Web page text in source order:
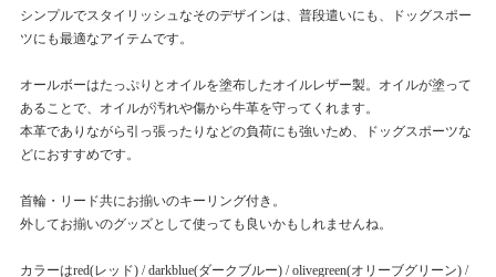
シンプルでスタイリッシュなそのデザインは、普段遣いにも、ドッグスポー
ツにも最適なアイテムです。
オールボーはたっぷりとオイルを塗布したオイルレザー製。オイルが塗って
あることで、オイルが汚れや傷から牛革を守ってくれます。
本革でありながら引っ張ったりなどの負荷にも強いため、ドッグスポーツな
どにおすすめです。
首輪・リード共にお揃いのキーリング付き。
外してお揃いのグッズとして使っても良いかもしれませんね。
カラーはred(レッド) / darkblue(ダークブルー) / olivegreen(オリーブグリーン) /